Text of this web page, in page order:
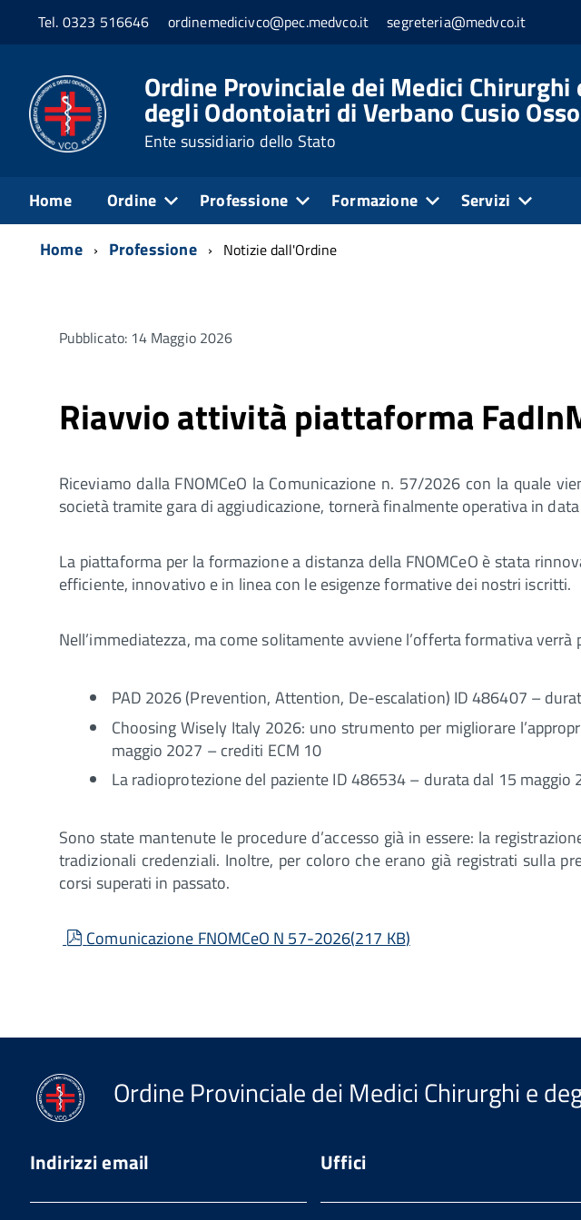
Tel. 0323 516646 ordinemedicivco@pec.medvco.it segreteria@medvco.it
Ordine Provinciale dei Medici Chirurghi
degli Odontoiatri di Verbano Cusio
Ente sussidiario dello Stato
Home Ordine Professione Formazione Servizi
Home Professione Notizie dall'Ordine
Pubblicato: 14 Maggio 2026
Riavvio attività piattaforma
Riceviamo dalla FNOMCeO la Comunicazione n. 57/2026 con la quale
società tramite gara di aggiudicazione, tornerà finalmente operativa in data
La piattaforma per la formazione a distanza della FNOMCeO è stata
efficiente, innovativo e in linea con le esigenze formative dei nostri iscritti.
Nell’immediatezza, ma come solitamente avviene l’offerta formativa
PAD 2026 (Prevention, Attention, De-escalation) ID 486407 –
Choosing Wisely Italy 2026: uno strumento per migliorare
maggio 2027 – crediti ECM 10
La radioprotezione del paziente ID 486534 – durata dal 15
Sono state mantenute le procedure d’accesso già in essere: la
tradizionali credenziali. Inoltre, per coloro che erano già registrati sulla
corsi superati in passato.
pdf
Comunicazione FNOMCeO N 57-2026(217 KB)
Ordine Provinciale dei Medici Chirurghi e
Indirizzi email Uffici